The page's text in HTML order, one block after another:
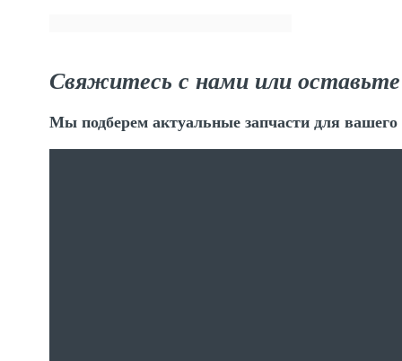
Свяжитесь с нами или оставьте
Мы подберем актуальные запчасти для вашего